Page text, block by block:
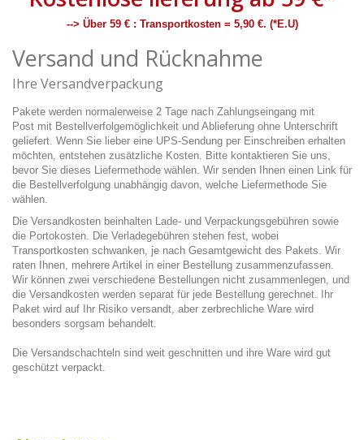
--> Über 59 € : Transportkosten = 5,90 €. (*E.U)
Versand und Rücknahme
Ihre Versandverpackung
Pakete werden normalerweise 2 Tage nach Zahlungseingang mit
Post mit Bestellverfolgemöglichkeit und Ablieferung ohne Unterschrift
geliefert. Wenn Sie lieber eine UPS-Sendung per Einschreiben erhalten
möchten, entstehen zusätzliche Kosten. Bitte kontaktieren Sie uns,
bevor Sie dieses Liefermethode wählen. Wir senden Ihnen einen Link für
die Bestellverfolgung unabhängig davon, welche Liefermethode Sie
wählen.
Die Versandkosten beinhalten Lade- und Verpackungsgebühren sowie
die Portokosten. Die Verladegebühren stehen fest, wobei
Transportkosten schwanken, je nach Gesamtgewicht des Pakets. Wir
raten Ihnen, mehrere Artikel in einer Bestellung zusammenzufassen.
Wir können zwei verschiedene Bestellungen nicht zusammenlegen, und
die Versandkosten werden separat für jede Bestellung gerechnet. Ihr
Paket wird auf Ihr Risiko versandt, aber zerbrechliche Ware wird
besonders sorgsam behandelt.
Die Versandschachteln sind weit geschnitten und ihre Ware wird gut
geschützt verpackt.